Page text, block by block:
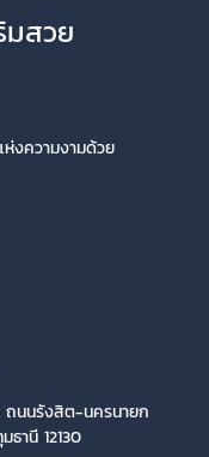
สวย
งความงามด้วย
ถนนรังสิต-นครนายก
านี 12130